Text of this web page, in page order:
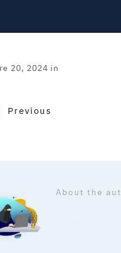
20, 2024 in
Previous
About the